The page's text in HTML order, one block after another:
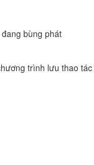
bùng phát
trình lưu thao